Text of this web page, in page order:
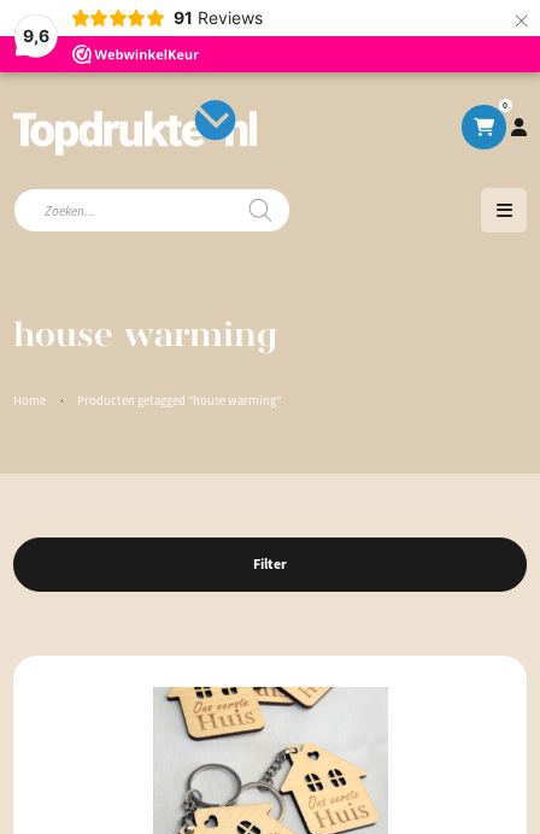
9,6
91 Reviews ×
0
Producten
zoeken
house warming
Home · Producten getagged “house warming”
Filter